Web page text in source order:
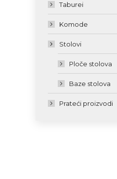
Taburei
Komode
Stolovi
Ploče stolova
Baze stolova
Prateći proizvodi